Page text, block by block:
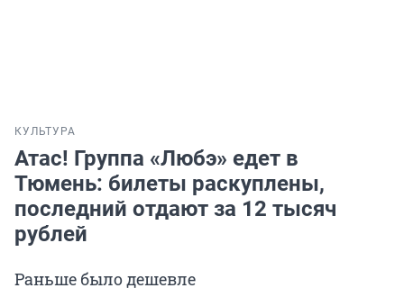
КУЛЬТУРА
Атас! Группа «Любэ» едет в
Тюмень: билеты раскуплены,
последний отдают за 12 тысяч
рублей
Раньше было дешевле